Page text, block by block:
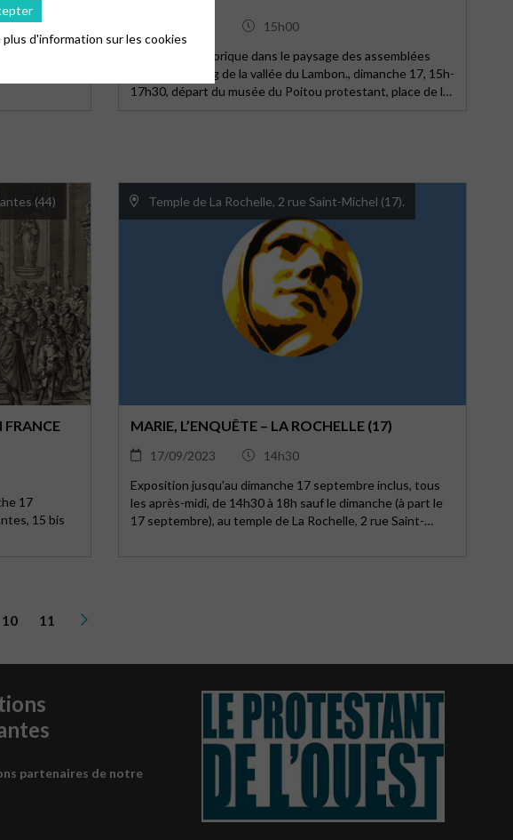
de
Saint-
15h00
Immersion historique dans le paysage des assemblées
secrètes le long de la vallée du Lambon., dimanche 17, 15h-
17h30, départ du musée du Poitou protestant, place de la
(44)
FRANCE
17
15 bis
Temple de La Rochelle, 2 rue Saint-Michel (17).
MARIE, L’ENQUÊTE – LA ROCHELLE (17)
17/09/2023
14h30
Exposition jusqu'au dimanche 17 septembre inclus, tous
les après-midi, de 14h30 à 18h sauf le dimanche (à part le
17 septembre), au temple de La Rochelle, 2 rue Saint-
10 11
partenaires de notre
d'information sur les cookies